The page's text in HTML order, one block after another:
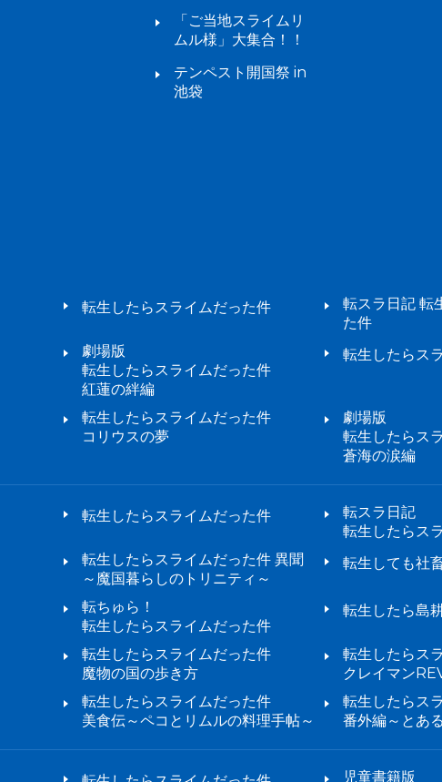
「ご当地スライムリ
ムル様」大集合！！
テンペスト開国祭 in
池袋
転生したらスライムだった件
転スラ日記 転
た件
劇場版
転生したらスライムだった件
紅蓮の絆編
転生したらス
転生したらスライムだった件
コリウスの夢
劇場版
転生したらス
蒼海の涙編
転生したらスライムだった件
転スラ日記
転生したらス
転生したらスライムだった件 異聞
～魔国暮らしのトリニティ～
転生しても社
転ちゅら！
転生したらスライムだった件
転生したら島
転生したらスライムだった件
魔物の国の歩き方
転生したらス
クレイマン
転生したらスライムだった件
美食伝～ペコとリムルの料理手帖～
転生したらス
番外編～とあ
児童書籍版